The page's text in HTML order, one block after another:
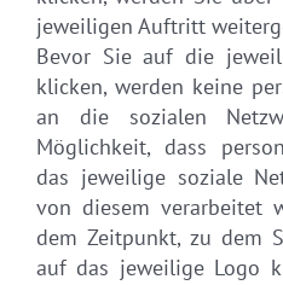
jeweiligen Auftritt
Bevor Sie auf die
klicken, werden keine
an die sozialen
Möglichkeit, dass
das jeweilige soziale
von diesem verarbeitet
dem Zeitpunkt, zu dem
auf das jeweilige Logo